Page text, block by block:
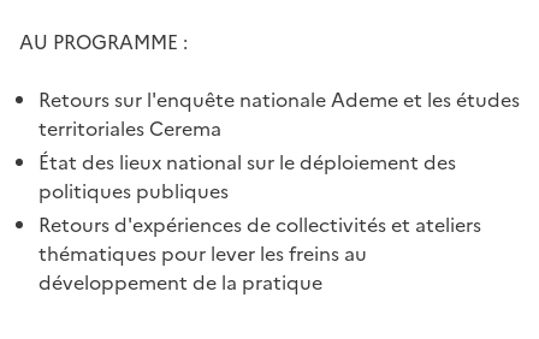
AU PROGRAMME :
Retours sur l'enquête nationale Ademe et les études
territoriales Cerema
État des lieux national sur le déploiement des
politiques publiques
Retours d'expériences de collectivités et ateliers
thématiques pour lever les freins au
développement de la pratique